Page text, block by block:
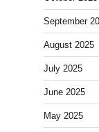
September
August 2025
July 2025
June 2025
May 2025